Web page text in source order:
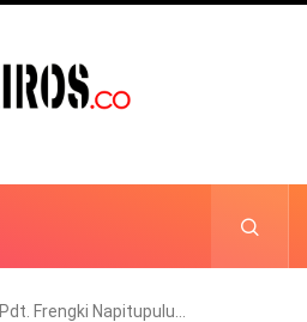
Pdt. Frengki Napitupulu…